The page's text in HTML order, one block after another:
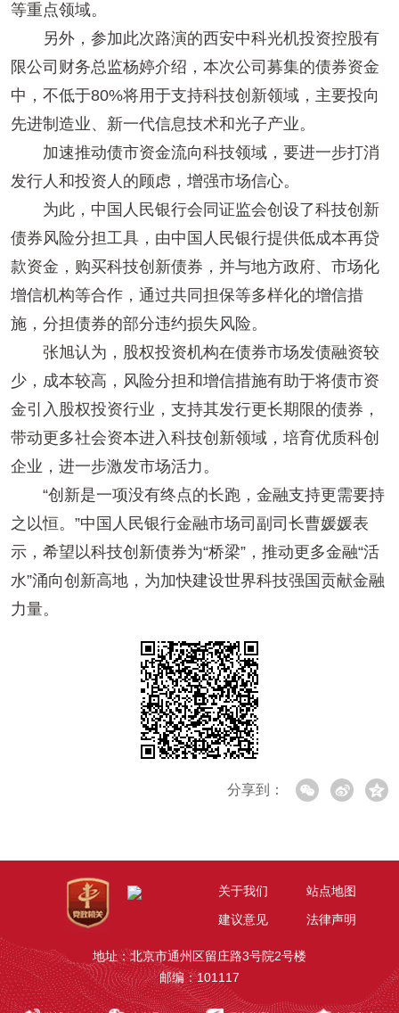
等重点领域。
另外，参加此次路演的西安中科光机投资控股有
限公司财务总监杨婷介绍，本次公司募集的债券资金
中，不低于80%将用于支持科技创新领域，主要投向
先进制造业、新一代信息技术和光子产业。
加速推动债市资金流向科技领域，要进一步打消
发行人和投资人的顾虑，增强市场信心。
为此，中国人民银行会同证监会创设了科技创新
债券风险分担工具，由中国人民银行提供低成本再贷
款资金，购买科技创新债券，并与地方政府、市场化
增信机构等合作，通过共同担保等多样化的增信措
施，分担债券的部分违约损失风险。
张旭认为，股权投资机构在债券市场发债融资较
少，成本较高，风险分担和增信措施有助于将债市资
金引入股权投资行业，支持其发行更长期限的债券，
带动更多社会资本进入科技创新领域，培育优质科创
企业，进一步激发市场活力。
“创新是一项没有终点的长跑，金融支持更需要持
之以恒。”中国人民银行金融市场司副司长曹媛媛表
示，希望以科技创新债券为“桥梁”，推动更多金融“活
水”涌向创新高地，为加快建设世界科技强国贡献金融
力量。
分享到：
关于我们
站点地图
建议意见
法律声明
地址：北京市通州区留庄路3号院2号楼
邮编：101117